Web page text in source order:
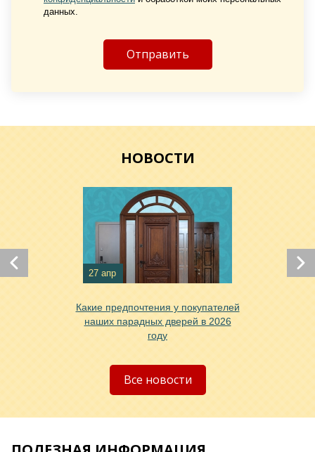
Хочу такую
Хочу такую
Хочу такую
данных.
НОВОСТИ
27 апр
Какие предпочтения у покупателей
наших парадных дверей в 2026
году
Все новости